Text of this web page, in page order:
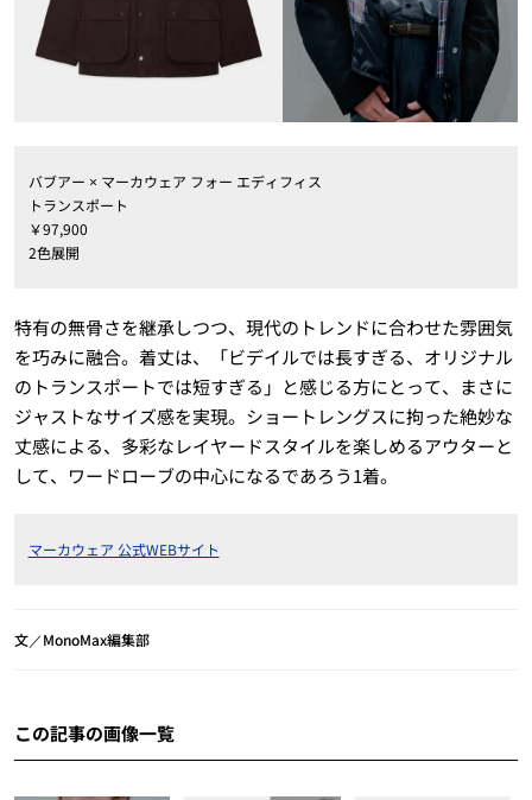
バブアー × マーカウェア フォー エディフィス
トランスポート
￥97,900
2色展開
特有の無骨さを継承しつつ、現代のトレンドに合わせた雰囲気
を巧みに融合。着丈は、「ビデイルでは長すぎる、オリジナル
のトランスポートでは短すぎる」と感じる方にとって、まさに
ジャストなサイズ感を実現。ショートレングスに拘った絶妙な
丈感による、多彩なレイヤードスタイルを楽しめるアウターと
して、ワードローブの中心になるであろう1着。
マーカウェア 公式WEBサイト
文／MonoMax編集部
この記事の画像一覧